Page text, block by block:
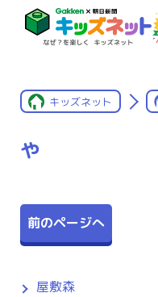
キッズネット
や
前のページへ
屋敷森